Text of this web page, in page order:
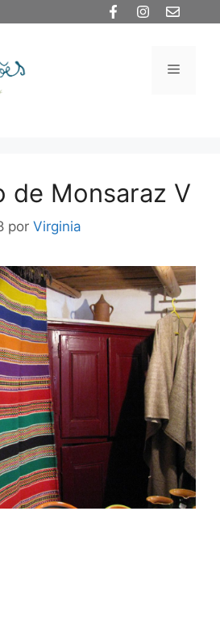
Menu
de Monsaraz V
por Virginia